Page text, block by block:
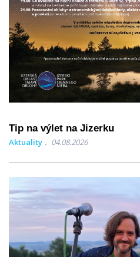
Tip na výlet na Jizerku
Aktuality 04.08.2026